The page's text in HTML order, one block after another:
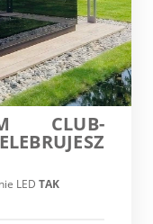
CLUB-
LED TAK